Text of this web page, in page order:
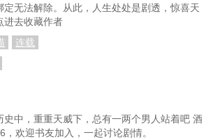
定无法解除。从此，人生处处是剧透，惊喜天
进去收藏作者
连载
史中，重重天威下，总有一两个男人站着吧 酒
欢迎书友加入，一起讨论剧情。